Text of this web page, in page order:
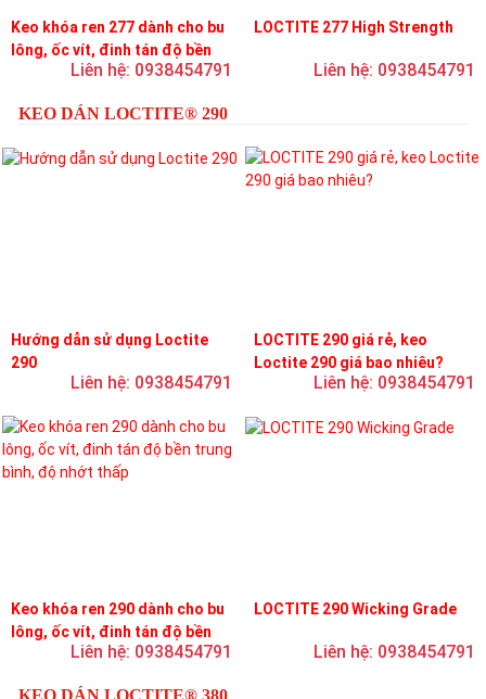
Keo khóa ren 277 dành cho bu
lông, ốc vít, đinh tán độ bền
cao, độ nhớt cao
Liên hệ: 0938454791
LOCTITE 277 High Strength
Liên hệ: 0938454791
KEO DÁN LOCTITE® 290
Hướng dẫn sử dụng Loctite
290
Liên hệ: 0938454791
LOCTITE 290 giá rẻ, keo
Loctite 290 giá bao nhiêu?
Liên hệ: 0938454791
Keo khóa ren 290 dành cho bu
lông, ốc vít, đinh tán độ bền
trung bình, độ nhớt thấp
Liên hệ: 0938454791
LOCTITE 290 Wicking Grade
Liên hệ: 0938454791
KEO DÁN LOCTITE® 380